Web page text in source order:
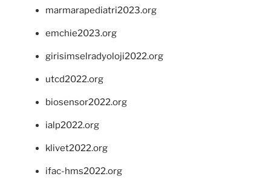
marmarapediatri2023.org
emchie2023.org
girisimselradyoloji2022.org
utcd2022.org
biosensor2022.org
ialp2022.org
klivet2022.org
ifac-hms2022.org